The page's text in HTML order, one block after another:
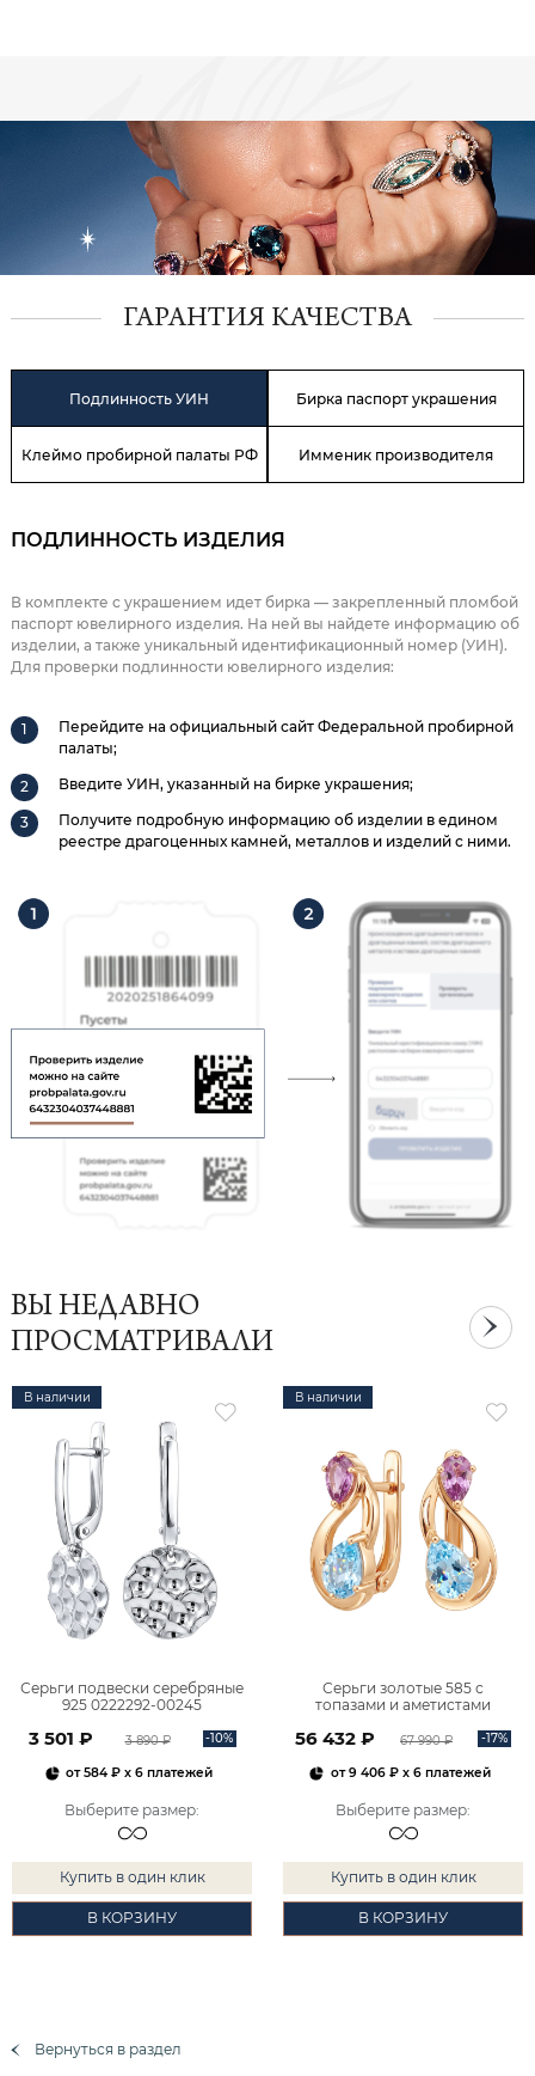
ГАРАНТИЯ КАЧЕСТВА
Подлинность УИН Бирка паспорт украшения
Клеймо пробирной палаты РФ Имменик производителя
ПОДЛИННОСТЬ ИЗДЕЛИЯ
В комплекте с украшением идет бирка — закрепленный пломбой
паспорт ювелирного изделия. На ней вы найдете информацию об
изделии, а также уникальный идентификационный номер (УИН).
Для проверки подлинности ювелирного изделия:
Перейдите на официальный сайт Федеральной пробирной
палаты;
Введите УИН, указанный на бирке украшения;
Получите подробную информацию об изделии в едином
реестре драгоценных камней, металлов и изделий с ними.
ВЫ НЕДАВНО
ПРОСМАТРИВАЛИ
В наличии
Серьги подвески серебряные
925 0222292-00245
3 501 ₽ 3 890 ₽ -10%
от584 ₽ x 6 платежей
Выберите размер:
Купить в один клик
В КОРЗИНУ
В наличии
Серьги золотые 585 с
топазами и аметистами
56 432 ₽ 67 990 ₽ -17%
от9 406 ₽x 6 платежей
Выберите размер:
Купить в один клик
В КОРЗИНУ
Вернуться в раздел